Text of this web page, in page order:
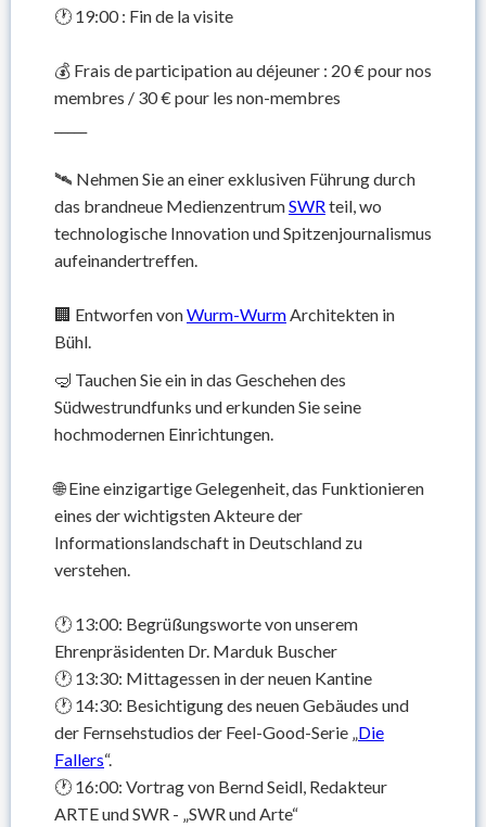
🕐 19:00 : Fin de la visite
💰 Frais de participation au déjeuner : 20 € pour nos
membres / 30 € pour les non-membres
🛰️ Nehmen Sie an einer exklusiven Führung durch
das brandneue MedienzentrumSWR teil, wo
technologische Innovation und Spitzenjournalismus
aufeinandertreffen.
🏢 Entworfen vonWurm-Wurm Architekten in
Bühl.
🤿 Tauchen Sie ein in das Geschehen des
Südwestrundfunks und erkunden Sie seine
hochmodernen Einrichtungen.
🌐 Eine einzigartige Gelegenheit, das Funktionieren
eines der wichtigsten Akteure der
Informationslandschaft in Deutschland zu
verstehen.
🕐 13:00: Begrüßungsworte von unserem
Ehrenpräsidenten Dr. Marduk Buscher
🕐 13:30: Mittagessen in der neuen Kantine
🕐 14:30: Besichtigung des neuen Gebäudes und
der Fernsehstudios der Feel-Good-Serie „ Die
Fallers“.
🕐 16:00: Vortrag von Bernd Seidl, Redakteur
ARTE und SWR - „SWR und Arte“